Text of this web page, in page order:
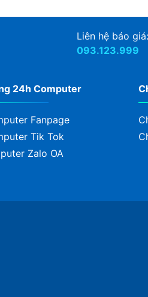
Liên hệ báo giá:
093.123.999
24h Computer
Fanpage
Tik Tok
Zalo OA